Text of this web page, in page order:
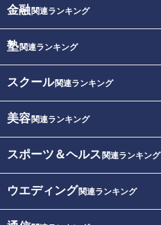
金融関連ランキング
塾関連ランキング
スクール関連ランキング
美容関連ランキング
スポーツ＆ヘルス 関連ランキング
ウエディング関連ランキング